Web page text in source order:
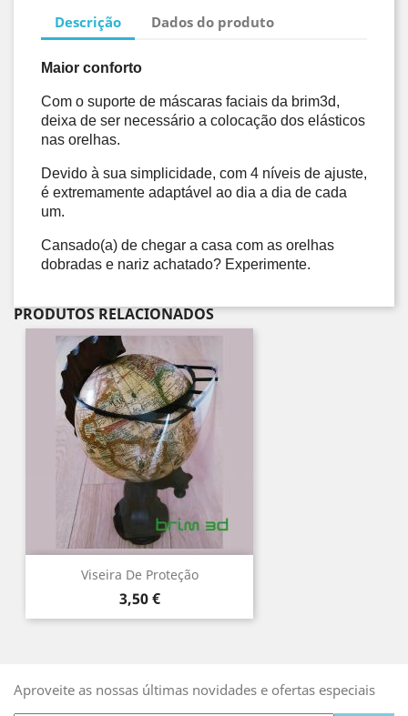
Descrição Dados do produto
Maior conforto
Com o suporte de máscaras faciais da brim3d,
deixa de ser necessário a colocação dos elásticos
nas orelhas.
Devido à sua simplicidade, com 4 níveis de ajuste,
é extremamente adaptável ao dia a dia de cada
um.
Cansado(a) de chegar a casa com as orelhas
dobradas e nariz achatado? Experimente.
PRODUTOS RELACIONADOS
Viseira De Proteção
Preço
3,50 €
Aproveite as nossas últimas novidades e ofertas especiais